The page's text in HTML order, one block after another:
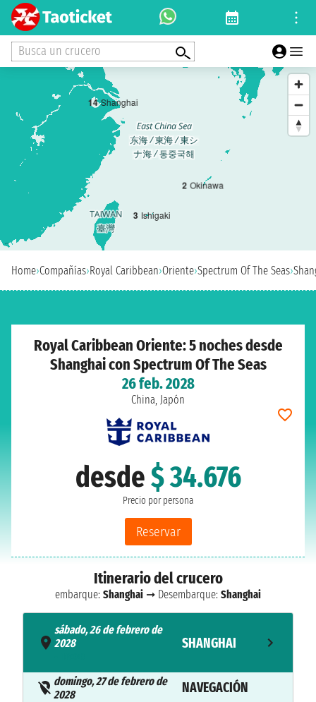
Busca un crucero
14 Shanghai
2 Okinawa
3 Ishigaki
Home›Compañías›Royal Caribbean›Oriente›Spectrum Of The Seas›
Royal Caribbean Oriente: 5 noches desde
Shanghai con Spectrum Of The Seas
26 feb. 2028
China, Japón
desde$ 34.676
Precio por persona
Reservar
Itinerario del crucero
embarque: Shanghai ➞ Desembarque: Shanghai
sábado, 26 de febrero de
2028
SHANGHAI
domingo, 27 de febrero de
2028
NAVEGACIÓN